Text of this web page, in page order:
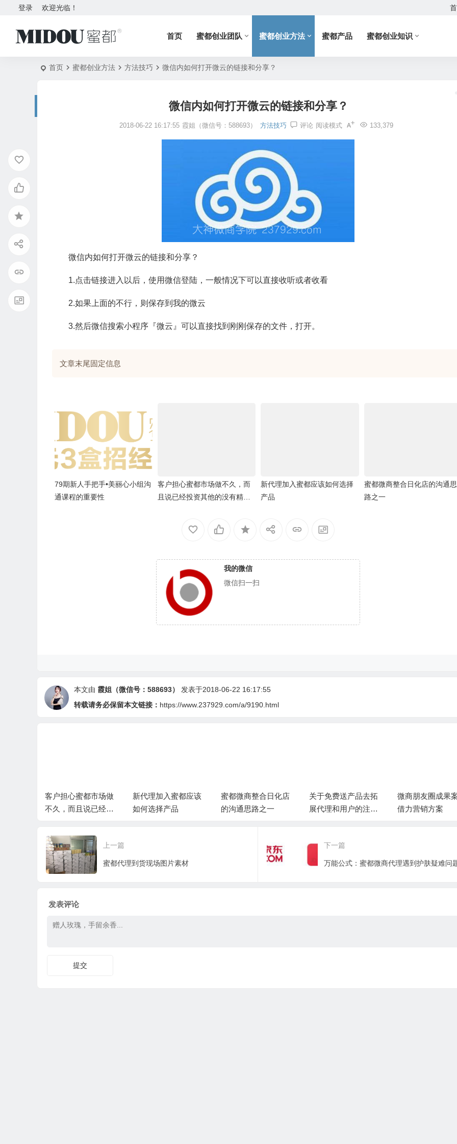
欢迎光临！
登录
首页 蜜都创业团队 蜜都创业方法 蜜都产品 蜜都创业知识
首页 蜜都创业方法 方法技巧 微信内如何打开微云的链接和分享？
微信内如何打开微云的链接和分享？
2018-06-22 16:17:55 霞姐（微信号：588693） 方法技巧 评论 133,379
阅读模式
微信内如何打开微云的链接和分享？
1.点击链接进入以后，使用微信登陆，一般情况下可以直接收听或者收看
2.如果上面的不行，则保存到我的微云
3.然后微信搜索小程序『微云』可以直接找到刚刚保存的文件，打开。
文章末尾固定信息
79期新人手把手•美丽心小组沟
通课程的重要性
客户担心蜜都市场做不久，而
且说已经投资其他的没有精力
新代理加入蜜都应该如何选择
产品
蜜都微商整合日化店的沟通思
路之一
我的微信
微信扫一扫
本文由 霞姐（微信号：588693）
发表于2018-06-22 16:17:55
转载请务必保留本文链接： https://www.237929.com/a/9190.html
客户担心蜜都市场做
不久，而且说已经投
做蜜都
新代理加入蜜都应该
如何选择产品
蜜都微商整合日化店
的沟通思路之一
关于免费送产品去拓
展代理和用户的注意
微商朋友圈成果
借力营销方案
上一篇
蜜都代理到货现场图片素材
下一篇
发表评论